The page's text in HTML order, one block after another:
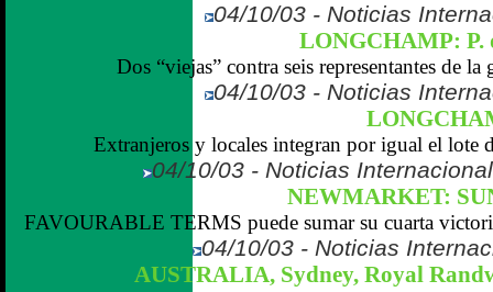
04/10/03 - Noticias
LONGCHAMP:
Dos “viejas” contra seis representantes de la
04/10/03 - Noticias
Extranjeros y locales integran por igual el lote
04/10/03 - Noticias
NEWMARKET:
FAVOURABLE TERMS puede sumar su cuarta
04/10/03 - Noticias
AUSTRALIA, Sydney, Royal